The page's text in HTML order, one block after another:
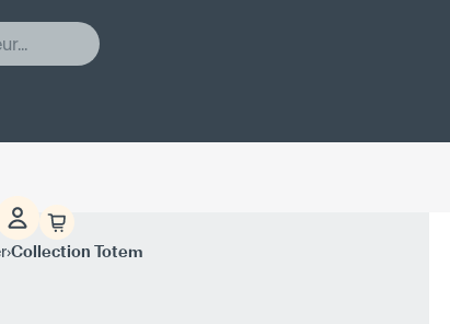
›Collection Totem